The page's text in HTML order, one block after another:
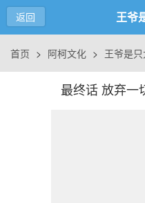
返回 王爷
首页 > 阿柯文化 > 王爷是
最终话 放弃一